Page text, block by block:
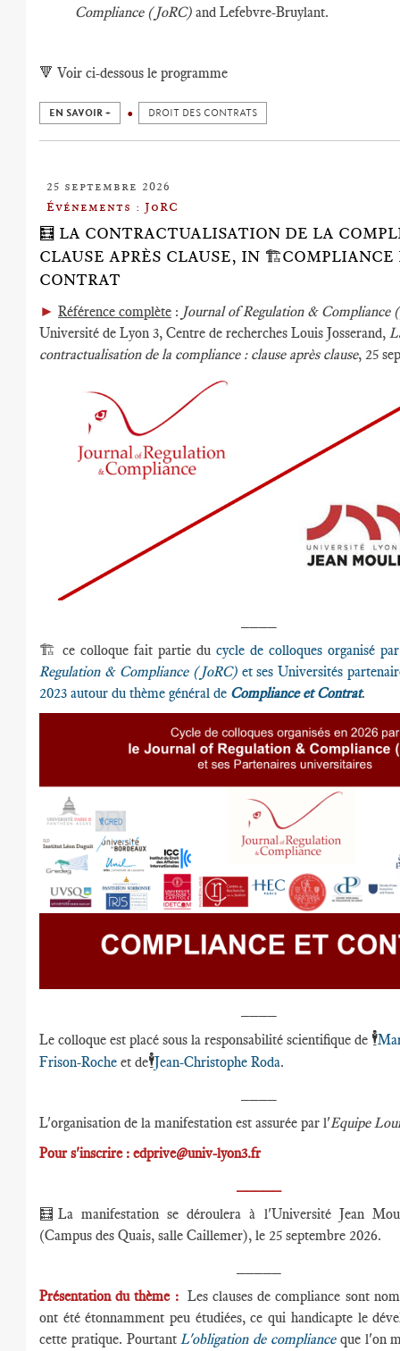
Compliance (JoRC) and Lefebvre-Bruylant.
🔻 Voir ci-dessous le programme
EN SAVOIR + DROIT DES CONTRATS
25 septembre 2026
Événements : JoRC
🧮 LA CONTRACTUALISATION DE LA
CLAUSE APRÈS CLAUSE, IN 🏗️COMPLIANCE
CONTRAT
► Référence complète : Journal of Regulation & Compliance
Université de Lyon 3, Centre de recherches Louis Josserand,
contractualisation de la compliance : clause après clause, 25
🏗️ ce colloque fait partie du cycle de colloques organisé
Regulation & Compliance (JoRC) et ses Universités
2023 autour du thème général de Compliance et Contrat.
Le colloque est placé sous la responsabilité scientifique de 🕴️
Frison-Roche et de🕴️Jean-Christophe Roda.
L'organisation de la manifestation est assurée par l'Equipe
Pour s'inscrire : edprive@univ-lyon3.fr
🧮La manifestation se déroulera à l'Université Jean
(Campus des Quais, salle Caillemer), le 25 septembre 2026.
Présentation du thème : Les clauses de compliance sont
ont été étonnamment peu étudiées, ce qui handicapte le
cette pratique. PourtantL'obligation de compliance que l'on